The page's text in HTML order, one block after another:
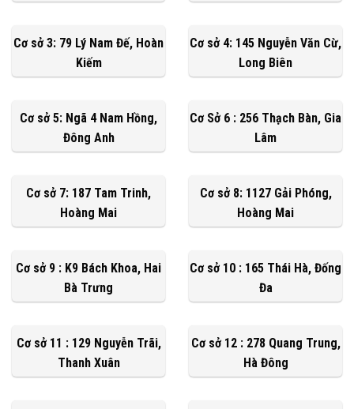
Cơ sở 3: 79 Lý Nam Đế, Hoàn
Kiếm
Cơ sở 4: 145 Nguyễn Văn Cừ,
Long Biên
Cơ sở 5: Ngã 4 Nam Hồng,
Đông Anh
Cơ Sở 6 : 256 Thạch Bàn, Gia
Lâm
Cơ sở 7: 187 Tam Trinh,
Hoàng Mai
Cơ sở 8: 1127 Gải Phóng,
Hoàng Mai
Cơ sở 9 : K9 Bách Khoa, Hai
Bà Trưng
Cơ sở 10 : 165 Thái Hà, Đống
Đa
Cơ sở 11 : 129 Nguyễn Trãi,
Thanh Xuân
Cơ sở 12 : 278 Quang Trung,
Hà Đông